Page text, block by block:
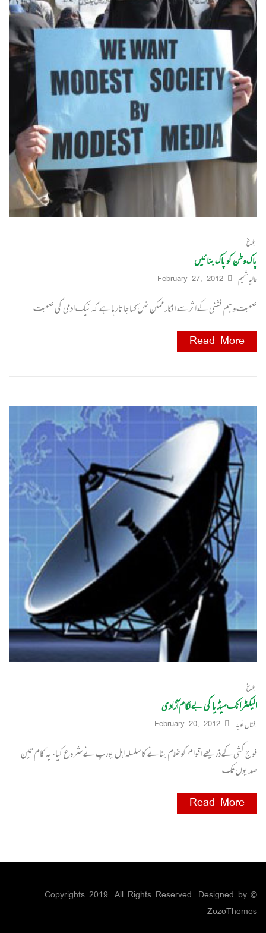
ابلاغ
پاک وطن کو پاک بنائیں
عالیہ شمیم February 27, 2012
صحبت و ہم نشنی کے اثر سے انکار ممکن نہں کہا جا تا رہا ہے کہ نیک ادمی کی صحبت
Read More
ابلاغ
الیکٹرانک میڈیا کی بے لگام آزادی
افشاں نوید February 20, 2012
فوج کشی کے ذریعے اقوام کو غلام بنانے کا سلسلہ اہل یورپ نے شروع کیا. یہ کام تین
صدیوں تک
Read More
© Copyrights 2019. All Rights Reserved. Designed by
ZozoThemes